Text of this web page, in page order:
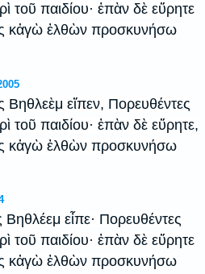
τοῦ παιδίου· ἐπὰν δὲ εὕρητε
κἀγὼ ἐλθὼν προσκυνήσω
Βηθλεὲμ εἴπεν, Πορευθέντες
τοῦ παιδίου· ἐπὰν δὲ εὕρητε,
κἀγὼ ἐλθὼν προσκυνήσω
εἶπε· Πορευθέντες
τοῦ παιδίου· ἐπὰν δὲ εὕρητε
κἀγὼ ἐλθὼν προσκυνήσω